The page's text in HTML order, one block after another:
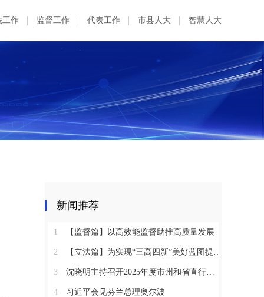
工作 监督工作 代表工作 市县人大 智慧人大
新闻推荐
1 【监督篇】以高效能监督助推高质量发展
2 【立法篇】为实现“三高四新”美好蓝图提供坚实法治保障
3 沈晓明主持召开2025年度市州和省直行业系统党（工）委书记抓基层党建工作述职评议会议
4 习近平会见芬兰总理奥尔波